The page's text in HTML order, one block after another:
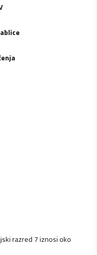
razred 7 iznosi oko